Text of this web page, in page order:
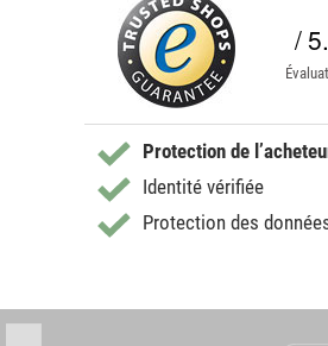
/
Protection de
Identité vérifiée
Protection des